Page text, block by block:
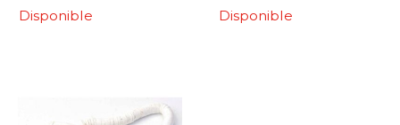
Disponible Disponible